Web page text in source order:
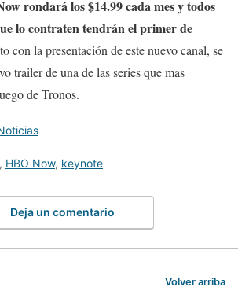
rondará los $14.99 cada mes y todos
lo contraten tendrán el primer de
con la presentación de este nuevo canal, se
trailer de una de las series que mas
de Tronos.
, HBO Now, keynote
Deja un comentario
Volver arriba